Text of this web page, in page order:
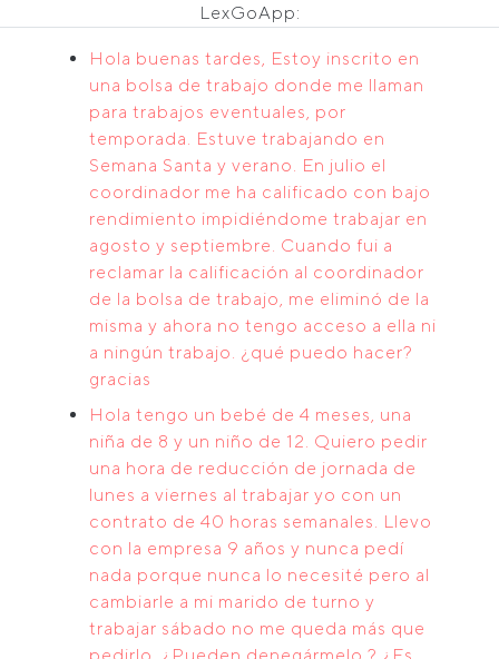
LexGoApp:
Hola buenas tardes, Estoy inscrito en
una bolsa de trabajo donde me llaman
para trabajos eventuales, por
temporada. Estuve trabajando en
Semana Santa y verano. En julio el
coordinador me ha calificado con bajo
rendimiento impidiéndome trabajar en
agosto y septiembre. Cuando fui a
reclamar la calificación al coordinador
de la bolsa de trabajo, me eliminó de la
misma y ahora no tengo acceso a ella ni
a ningún trabajo. ¿qué puedo hacer?
gracias
Hola tengo un bebé de 4 meses, una
niña de 8 y un niño de 12. Quiero pedir
una hora de reducción de jornada de
lunes a viernes al trabajar yo con un
contrato de 40 horas semanales. Llevo
con la empresa 9 años y nunca pedí
nada porque nunca lo necesité pero al
cambiarle a mi marido de turno y
trabajar sábado no me queda más que